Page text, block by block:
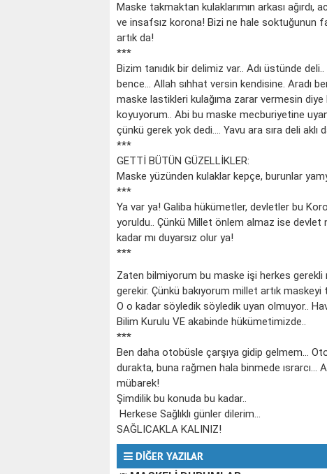
Maske takmaktan kulaklarımın arkası ağırdı,
ve insafsız korona! Bizi ne hale soktuğunun
artık da!
***
Bizim tanıdık bir delimiz var.. Adı üstünde
bence... Allah sıhhat versin kendisine. Aradı
maske lastikleri kulağıma zarar vermesin diye
koyuyorum.. Abi bu maske mecburiyetine
çünkü gerek yok dedi.... Yavu ara sıra deli aklı
***
GETTİ BÜTÜN GÜZELLİKLER:
Maske yüzünden kulaklar kepçe, burunlar
***
Ya var ya! Galiba hükümetler, devletler bu
yoruldu.. Çünkü Millet önlem almaz ise devlet
kadar mı duyarsız olur ya!
***
Zaten bilmiyorum bu maske işi herkes gerekli
gerekir. Çünkü bakıyorum millet artık maskeyi
O o kadar söyledik söyledik uyan olmuyor..
Bilim Kurulu VE akabinde hükümetimizde..
***
Ben daha otobüsle çarşıya gidip gelmem...
durakta, buna rağmen hala binmede
mübarek!
Şimdilik bu konuda bu kadar..
Herkese Sağlıklı günler dilerim…
SAĞLICAKLA KALINIZ!
DİĞER YAZILAR